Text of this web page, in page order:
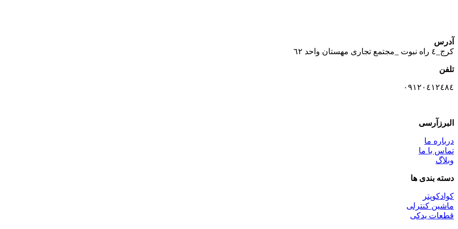
آدرس
كرج_٤ راه نبوت _مجتمع تجارى مهستان واحد ٦٢
تلفن
٠٩١٢٠٤١٢٤٨٤
البرزآرسی
درباره ما
تماس با ما
وبلاگ
دسته بندی ها
کوادکوپتر
ماشین کنترلی
قطعات یدکی